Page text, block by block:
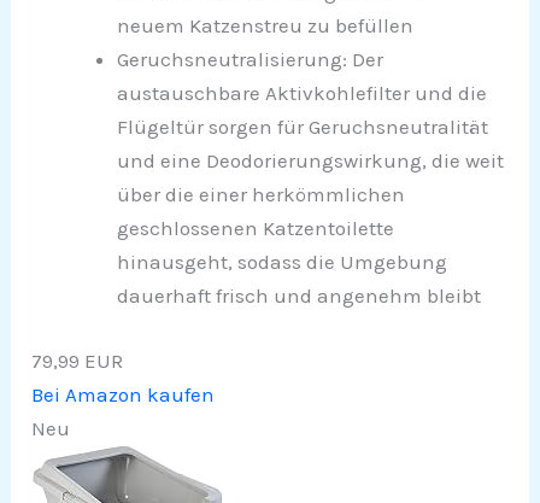
neuem Katzenstreu zu befüllen
Geruchsneutralisierung: Der
austauschbare Aktivkohlefilter und die
Flügeltür sorgen für Geruchsneutralität
und eine Deodorierungswirkung, die weit
über die einer herkömmlichen
geschlossenen Katzentoilette
hinausgeht, sodass die Umgebung
dauerhaft frisch und angenehm bleibt
79,99 EUR
Bei Amazon kaufen
Neu